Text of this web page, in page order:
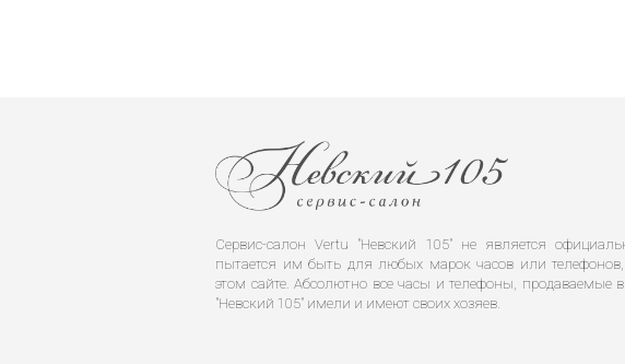
Сервис-салон Vertu "Невский 105" не является
пытается им быть для любых марок часов или телефонов,
этом сайте. Абсолютно все часы и телефоны, продаваемые в
"Невский 105" имели и имеют своих хозяев.